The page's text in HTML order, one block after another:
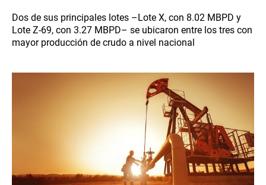
Dos de sus principales lotes –Lote X, con 8.02 MBPD y
Lote Z-69, con 3.27 MBPD– se ubicaron entre los tres con
mayor producción de crudo a nivel nacional